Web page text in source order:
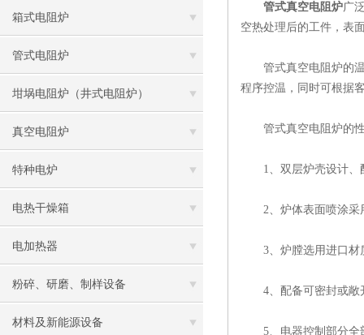
箱式电阻炉
管式电阻炉
坩埚电阻炉（井式电阻炉）
真空电阻炉
特种电炉
电热干燥箱
电加热器
粉碎、研磨、制样设备
材料及新能源设备
管式真空电阻炉广
空热处理后的工件，表
管式真空电阻炉的温
程序控温，同时可根据
管式真空电阻炉的性
1、双层炉壳设计、配
2、炉体表面喷涂采
3、炉膛选用进口材质
4、配备可密封或敞
5、电器控制部分全